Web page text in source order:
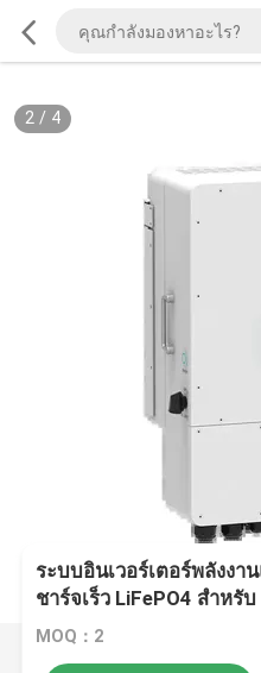
2/ 4
ระบบอินเวอร์เตอร์พลังง
ชาร์จเร็ว LiFePO4 สำหรั
MOQ：2